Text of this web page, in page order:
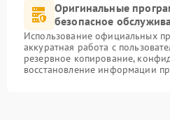
Оригинальные
безопасное
Использование официальных
аккуратная работа с
резервное копирование,
восстановление информации